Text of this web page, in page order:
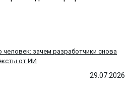
29.07.2026
зачем разработчики снова
от ИИ